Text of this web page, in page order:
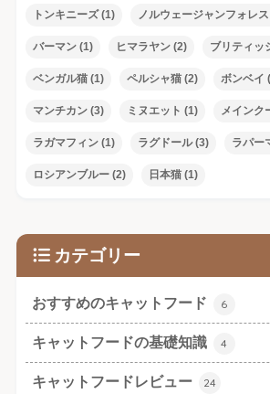
トンキニーズ(1) ノルウェージャンフォレ
バーマン(1) ヒマラヤン(2) ブリティッ
ベンガル猫(1) ペルシャ猫(2) ボンベイ
マンチカン(3) ミヌエット (1) メインク
ラガマフィン(1) ラグドール(3) ラパー
ロシアンブルー(2) 日本猫(1)
カテゴリー
おすすめのキャットフード 6
キャットフードの基礎知識 4
キャットフードレビュー 24